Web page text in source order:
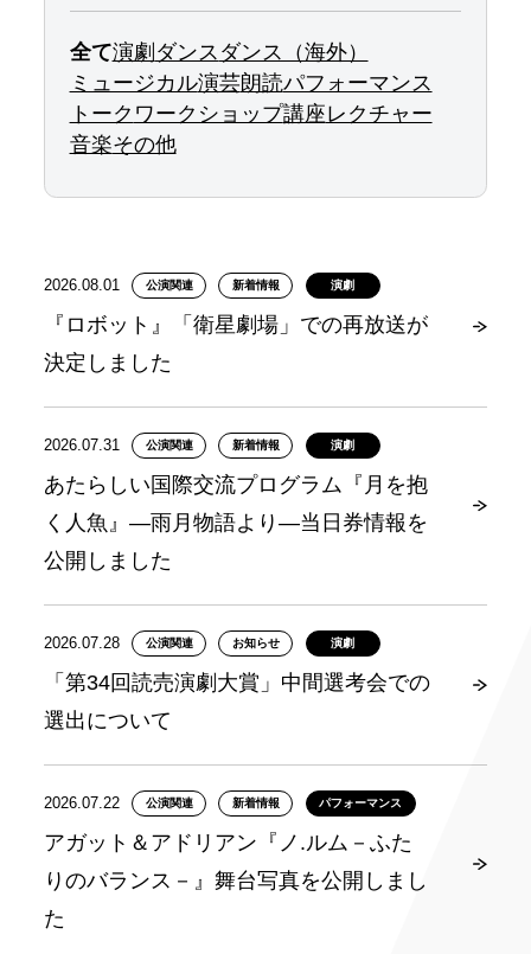
全て演劇 ダンス ダンス（海外）
ミュージカル演芸朗読パフォーマンス
トーク ワークショップ講座レクチャー
音楽その他
2026.08.01 公演関連 新着情報 演劇
『ロボット』「衛星劇場」での再放送が
決定しました
2026.07.31 公演関連 新着情報 演劇
あたらしい国際交流プログラム『月を抱
く人魚』―雨月物語より―当日券情報を
公開しました
2026.07.28 公演関連 お知らせ 演劇
「第34回読売演劇大賞」中間選考会での
選出について
2026.07.22 公演関連 新着情報 パフォーマンス
アガット＆アドリアン『ノ.ルム－ふた
りのバランス－』舞台写真を公開しまし
た